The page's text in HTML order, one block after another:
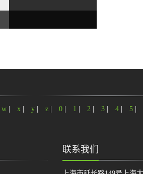
w x y z 0 1 2 3 4 5
联系我们